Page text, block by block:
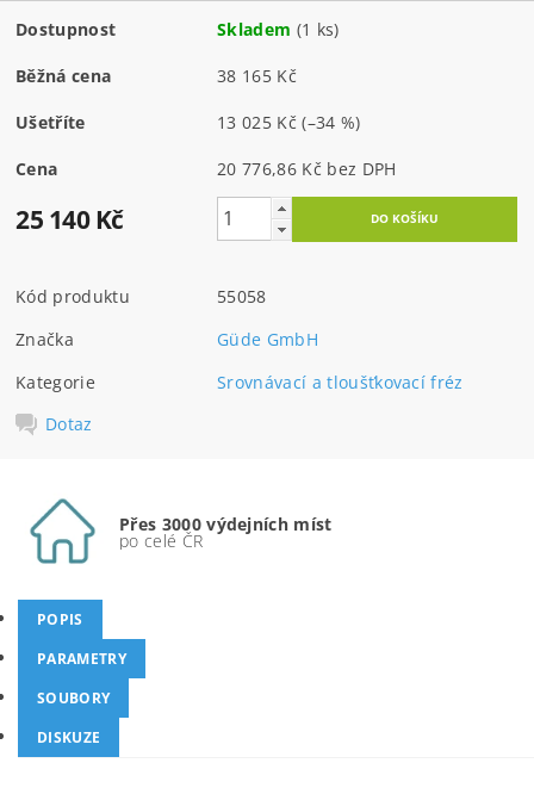
Dostupnost Skladem (1 ks)
Běžná cena 38 165 Kč
Ušetříte 13 025 Kč(–34 %)
Cena 20 776,86 Kč bez DPH
25 140 Kč
Kód produktu
55058
Značka
Güde GmbH
Kategorie
Srovnávací a tloušťkovací fréz
Dotaz
Přes 3000 výdejních míst
po celé ČR
POPIS
PARAMETRY
SOUBORY
DISKUZE